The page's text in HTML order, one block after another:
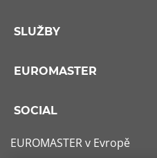
SLUŽBY
EUROMASTER
SOCIAL
EUROMASTER v Evropě